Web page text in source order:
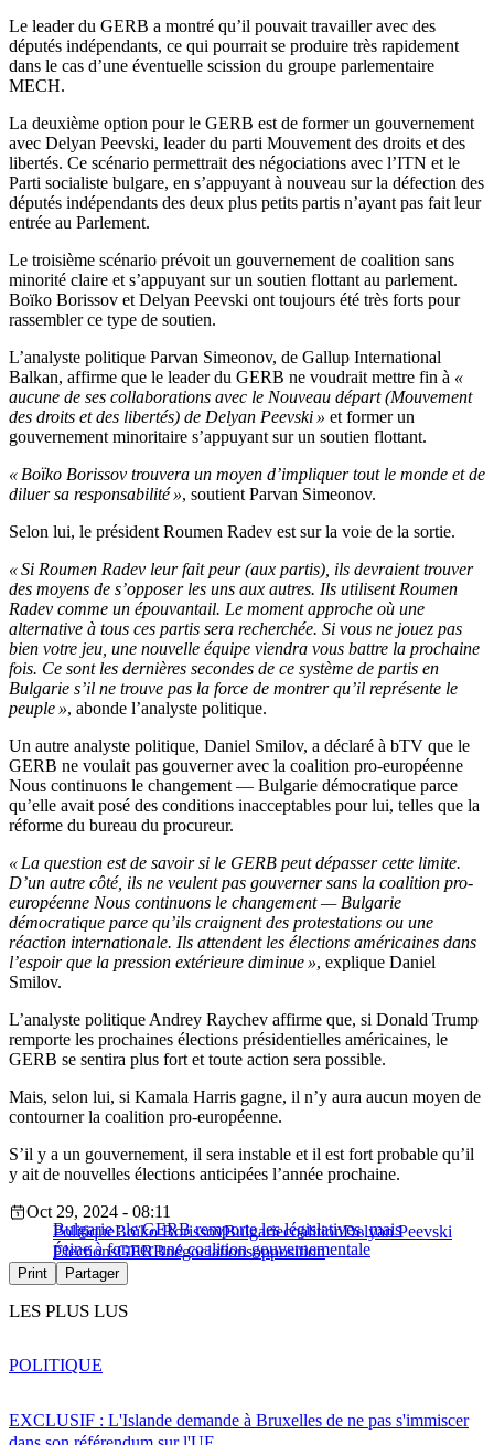
Le leader du GERB a montré qu’il pouvait travailler avec des
députés indépendants, ce qui pourrait se produire très rapidement
dans le cas d’une éventuelle scission du groupe parlementaire
MECH.
La deuxième option pour le GERB est de former un gouvernement
avec Delyan Peevski, leader du parti Mouvement des droits et des
libertés. Ce scénario permettrait des négociations avec l’ITN et le
Parti socialiste bulgare, en s’appuyant à nouveau sur la défection des
députés indépendants des deux plus petits partis n’ayant pas fait leur
entrée au Parlement.
Le troisième scénario prévoit un gouvernement de coalition sans
minorité claire et s’appuyant sur un soutien flottant au parlement.
Boïko Borissov et Delyan Peevski ont toujours été très forts pour
rassembler ce type de soutien.
L’analyste politique Parvan Simeonov, de Gallup International
Balkan, affirme que le leader du GERB ne voudrait mettre fin à «
aucune de ses collaborations avec le Nouveau départ (Mouvement
des droits et des libertés) de Delyan Peevski » et former un
gouvernement minoritaire s’appuyant sur un soutien flottant.
« Boïko Borissov trouvera un moyen d’impliquer tout le monde et de
diluer sa responsabilité », soutient Parvan Simeonov.
Selon lui, le président Roumen Radev est sur la voie de la sortie.
« Si Roumen Radev leur fait peur (aux partis), ils devraient trouver
des moyens de s’opposer les uns aux autres. Ils utilisent Roumen
Radev comme un épouvantail. Le moment approche où une
alternative à tous ces partis sera recherchée. Si vous ne jouez pas
bien votre jeu, une nouvelle équipe viendra vous battre la prochaine
fois. Ce sont les dernières secondes de ce système de partis en
Bulgarie s’il ne trouve pas la force de montrer qu’il représente le
peuple », abonde l’analyste politique.
Un autre analyste politique, Daniel Smilov, a déclaré à bTV que le
GERB ne voulait pas gouverner avec la coalition pro-européenne
Nous continuons le changement — Bulgarie démocratique parce
qu’elle avait posé des conditions inacceptables pour lui, telles que la
réforme du bureau du procureur.
« La question est de savoir si le GERB peut dépasser cette limite.
D’un autre côté, ils ne veulent pas gouverner sans la coalition pro-
européenne Nous continuons le changement — Bulgarie
démocratique parce qu’ils craignent des protestations ou une
réaction internationale. Ils attendent les élections américaines dans
l’espoir que la pression extérieure diminue », explique Daniel
Smilov.
L’analyste politique Andrey Raychev affirme que, si Donald Trump
remporte les prochaines élections présidentielles américaines, le
GERB se sentira plus fort et toute action sera possible.
Mais, selon lui, si Kamala Harris gagne, il n’y aura aucun moyen de
contourner la coalition pro-européenne.
S’il y a un gouvernement, il sera instable et il est fort probable qu’il
y ait de nouvelles élections anticipées l’année prochaine.
Bulgarie : le GERB remporte les législatives, mais
peine à former une coalition gouvernementale
Oct 29, 2024 - 08:11
PolitiqueBoïko BorissovBulgariecoalitionDelyan Peevski
ÉlectionsGERBnégociationsopposition
Print Partager
LES PLUS LUS
EXCLUSIF : L'Islande demande à Bruxelles de ne pas s'immiscer
POLITIQUE